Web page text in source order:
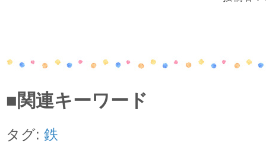
■関連キーワード
タグ: 鉄